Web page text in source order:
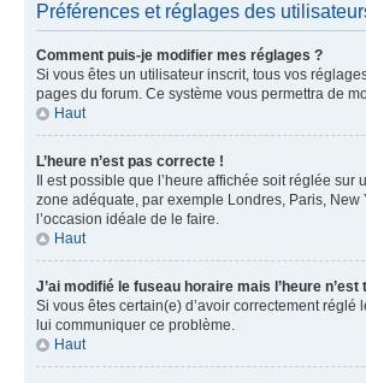
Préférences et réglages des
Comment puis-je modifier mes réglages ?
Si vous êtes un utilisateur inscrit, tous vos
pages du forum. Ce système vous permettra de
Haut
L’heure n’est pas correcte !
Il est possible que l’heure affichée soit réglée
zone adéquate, par exemple Londres, Paris, New
l’occasion idéale de le faire.
Haut
J’ai modifié le fuseau horaire mais l’heure
Si vous êtes certain(e) d’avoir correctement réglé
lui communiquer ce problème.
Haut